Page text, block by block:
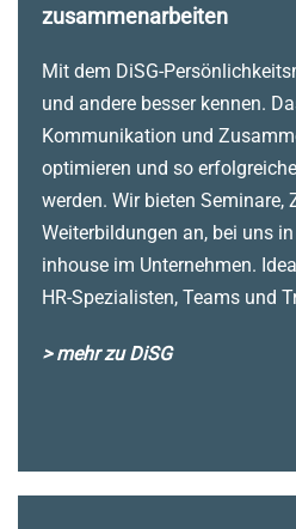
zusammenarbeiten
Mit dem DiSG-
und andere besser kennen.
Kommunikation und
optimieren und so
werden. Wir bieten Seminare,
Weiterbildungen an, bei uns
inhouse im Unternehmen.
HR-Spezialisten, Teams und
> mehr zu DiSG